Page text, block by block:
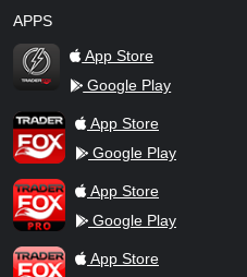
APPS
TraderFox Flash
App Store
Google Play
TraderFox AppApp Store
Google Play
TraderFox ProApp Store
Google Play
TraderFox dpa-AFX ProFeed
App Store